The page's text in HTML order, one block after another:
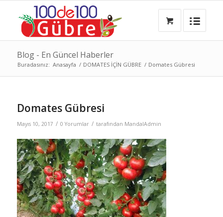
Blog - En Güncel Haberler
Buradasınız: Anasayfa / DOMATES İÇİN GÜBRE / Domates Gübresi
Domates Gübresi
Mayıs 10, 2017 / 0 Yorumlar / tarafından MandalAdmin